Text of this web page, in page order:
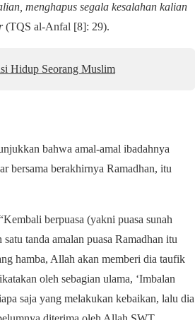
menghapus segala kesalahan kalian
(TQS al-Anfal [8]: 29).
Hidup Seorang Muslim
bahwa amal-amal ibadahnya
bersama berakhirnya Ramadhan, itu
berpuasa (yakni puasa sunah
tanda amalan puasa Ramadhan itu
hamba, Allah akan memberi dia taufik
oleh sebagian ulama, ‘Imbalan
saja yang melakukan kebaikan, lalu dia